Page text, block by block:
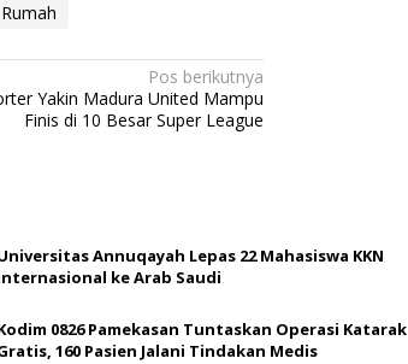
Rumah
Pos berikutnya
Yakin Madura United Mampu
Finis di 10 Besar Super League
Annuqayah Lepas 22 Mahasiswa KKN
ke Arab Saudi
0826 Pamekasan Tuntaskan Operasi Katarak
160 Pasien Jalani Tindakan Medis